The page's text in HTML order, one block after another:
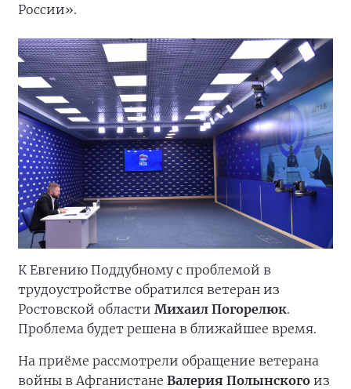
России».
К Евгению Поддубному с проблемой в
трудоустройстве обратился ветеран из
Ростовской области Михаил Погорелюк.
Проблема будет решена в ближайшее время.
На приёме рассмотрели обращение ветерана
войны в Афганистане Валерия Полынского из